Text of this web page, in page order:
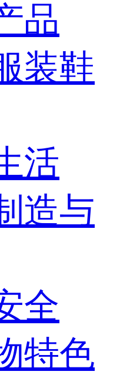
品
装鞋
活
造与
全
特色